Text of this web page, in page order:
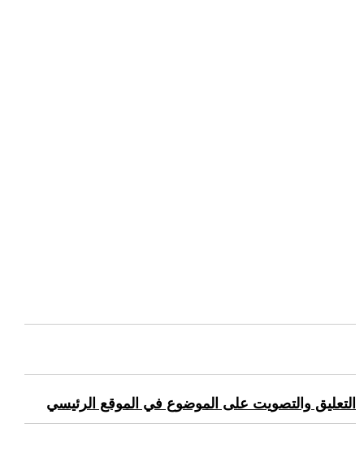
التعليق والتصويت على الموضوع في الموقع الرئيسي